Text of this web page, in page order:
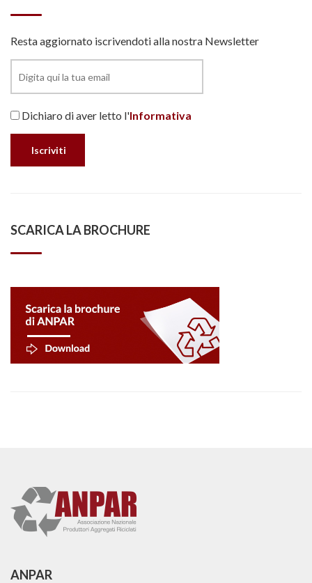
Resta aggiornato iscrivendoti alla nostra Newsletter
Dichiaro di aver letto l'Informativa
SCARICA LA BROCHURE
ANPAR